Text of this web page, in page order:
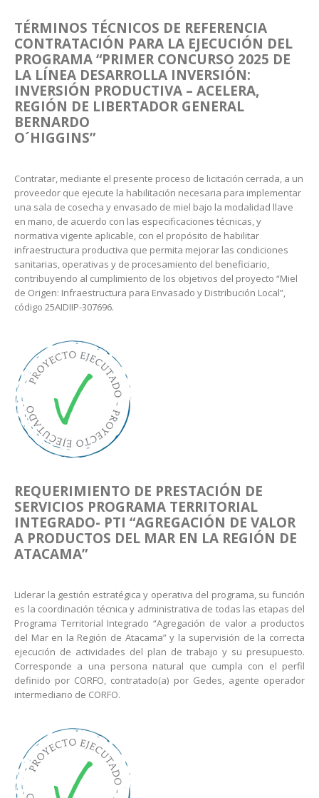
TÉRMINOS TÉCNICOS DE REFERENCIA
CONTRATACIÓN PARA LA EJECUCIÓN DEL
PROGRAMA “PRIMER CONCURSO 2025 DE
LA LÍNEA DESARROLLA INVERSIÓN:
INVERSIÓN PRODUCTIVA – ACELERA,
REGIÓN DE LIBERTADOR GENERAL
BERNARDO
O´HIGGINS”
Contratar, mediante el presente proceso de licitación cerrada, a un
proveedor que ejecute la habilitación necesaria para implementar
una sala de cosecha y envasado de miel bajo la modalidad llave
en mano, de acuerdo con las especificaciones técnicas, y
normativa vigente aplicable, con el propósito de habilitar
infraestructura productiva que permita mejorar las condiciones
sanitarias, operativas y de procesamiento del beneficiario,
contribuyendo al cumplimiento de los objetivos del proyecto “Miel
de Origen: Infraestructura para Envasado y Distribución Local”,
código 25AIDIIP-307696.
REQUERIMIENTO DE PRESTACIÓN DE
SERVICIOS PROGRAMA TERRITORIAL
INTEGRADO- PTI “AGREGACIÓN DE VALOR
A PRODUCTOS DEL MAR EN LA REGIÓN DE
ATACAMA”
Liderar la gestión estratégica y operativa del programa, su función
es la coordinación técnica y administrativa de todas las etapas del
Programa Territorial Integrado “Agregación de valor a productos
del Mar en la Región de Atacama” y la supervisión de la correcta
ejecución de actividades del plan de trabajo y su presupuesto.
Corresponde a una persona natural que cumpla con el perfil
definido por CORFO, contratado(a) por Gedes, agente operador
intermediario de CORFO.